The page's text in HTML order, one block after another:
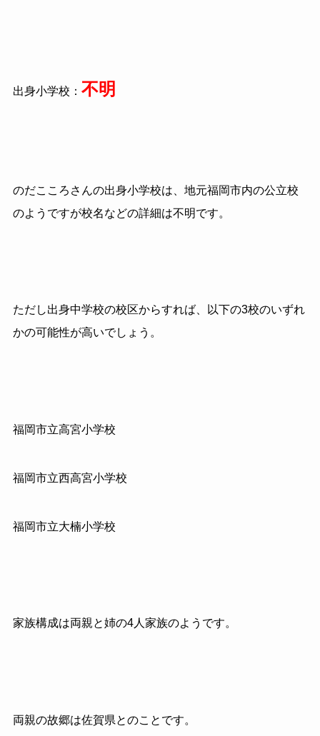
出身小学校： 不明
のだこころさんの出身小学校は、地元福岡市内の公立校
のようですが校名などの詳細は不明です。
ただし出身中学校の校区からすれば、以下の3校のいずれ
かの可能性が高いでしょう。
福岡市立高宮小学校
福岡市立西高宮小学校
福岡市立大楠小学校
家族構成は両親と姉の4人家族のようです。
両親の故郷は佐賀県とのことです。